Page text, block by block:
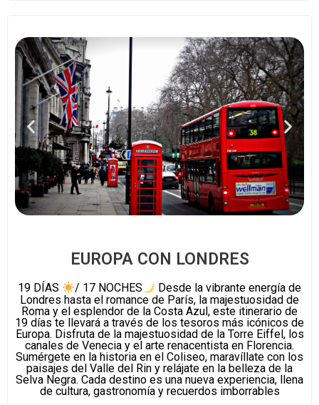
EUROPA CON LONDRES
19 DÍAS / 17 NOCHES
Desde la vibrante energía de
Londres hasta el romance de París, la majestuosidad de
Roma y el esplendor de la Costa Azul, este itinerario de
19 días te llevará a través de los tesoros más icónicos de
Europa. Disfruta de la majestuosidad de la Torre Eiffel, los
canales de Venecia y el arte renacentista en Florencia.
Sumérgete en la historia en el Coliseo, maravíllate con los
paisajes del Valle del Rin y relájate en la belleza de la
Selva Negra. Cada destino es una nueva experiencia, llena
de cultura, gastronomía y recuerdos imborrables